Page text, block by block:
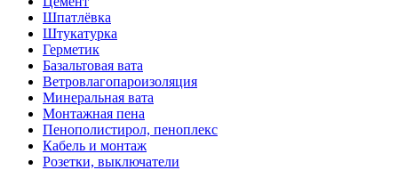
Шпатлёвка
Штукатурка
Герметик
Базальтовая вата
Ветровлагопароизоляция
Минеральная вата
Монтажная пена
Пенополистирол, пеноплекс
Кабель и монтаж
Розетки, выключатели